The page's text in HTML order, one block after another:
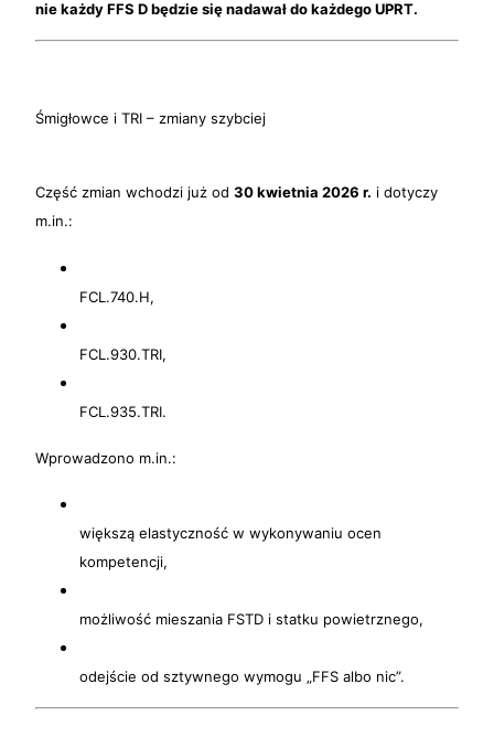
nie każdy FFS D będzie się nadawał do każdego UPRT.
Śmigłowce i TRI – zmiany szybciej
Część zmian wchodzi już od 30 kwietnia 2026 r. i dotyczy
m.in.:
FCL.740.H,
FCL.930.TRI,
FCL.935.TRI.
Wprowadzono m.in.:
większą elastyczność w wykonywaniu ocen
kompetencji,
możliwość mieszania FSTD i statku powietrznego,
odejście od sztywnego wymogu „FFS albo nic”.